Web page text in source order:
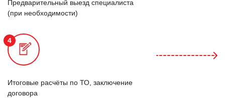
Предварительный выезд специалиста
(при необходимости)
4
Итоговые расчёты по ТО, заключение
договора